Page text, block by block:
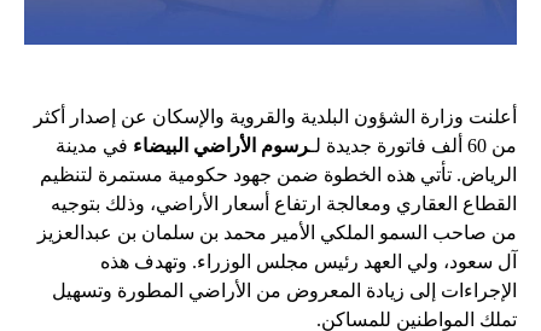
أعلنت وزارة الشؤون البلدية والقروية والإسكان عن إصدار أكثر
من 60 ألف فاتورة جديدة لـ
رسوم الأراضي البيضاء في مدينة
الرياض. تأتي هذه الخطوة ضمن جهود حكومية مستمرة لتنظيم
القطاع العقاري ومعالجة ارتفاع أسعار الأراضي، وذلك بتوجيه
من صاحب السمو الملكي الأمير محمد بن سلمان بن عبدالعزيز
آل سعود، ولي العهد رئيس مجلس الوزراء. وتهدف هذه
الإجراءات إلى زيادة المعروض من الأراضي المطورة وتسهيل
تملك المواطنين للمساكن.